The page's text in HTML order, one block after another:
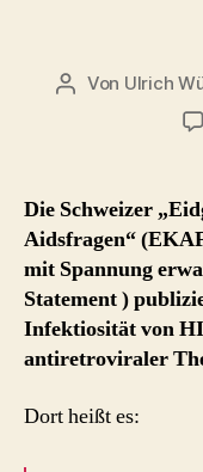
Beitragsautor
Von Ulrich
Die Schweizer
Aidsfragen“
mit Spannung
Statement )
Infektiosität von
antiretroviraler
Dort heißt es: